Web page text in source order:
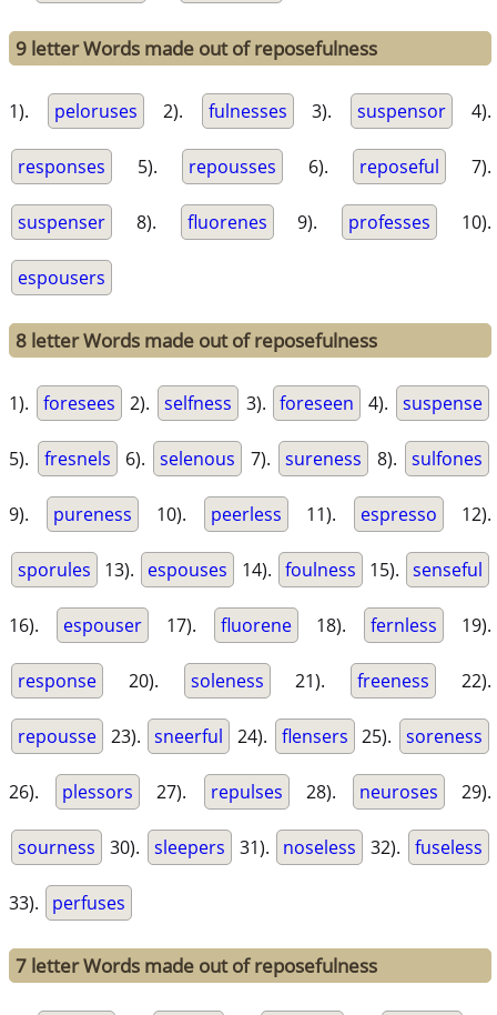
9 letter Words made out of reposefulness
1). peloruses 2). fulnesses 3). suspensor 4).
responses 5). repousses 6). reposeful 7).
suspenser 8). fluorenes 9). professes 10).
espousers
8 letter Words made out of reposefulness
1). foresees 2). selfness 3). foreseen 4). suspense
5). fresnels 6). selenous 7). sureness 8). sulfones
9). pureness 10). peerless 11). espresso 12).
sporules 13). espouses 14). foulness 15). senseful
16). espouser 17). fluorene 18). fernless 19).
response 20). soleness 21). freeness 22).
repousse 23). sneerful 24). flensers 25). soreness
26). plessors 27). repulses 28). neuroses 29).
sourness 30). sleepers 31). noseless 32). fuseless
33). perfuses
7 letter Words made out of reposefulness